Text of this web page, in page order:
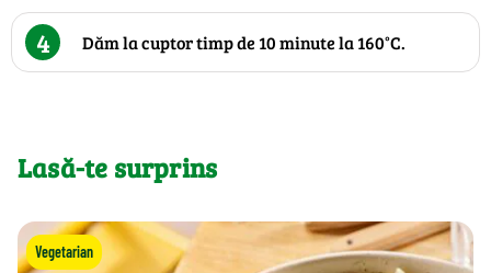
4 Dăm la cuptor timp de 10 minute la 160°C.
Lasă-te surprins
Vegetarian